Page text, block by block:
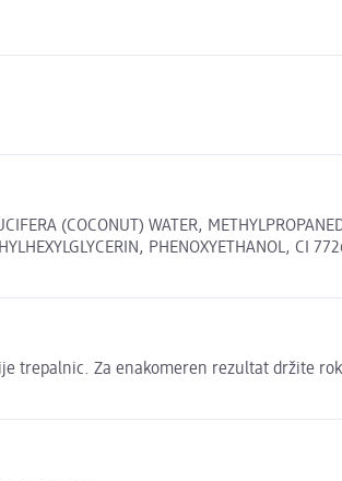
(COCONUT) WATER,
PHENOXYETHANOL, CI
trepalnic. Za enakomeren rezultat držite